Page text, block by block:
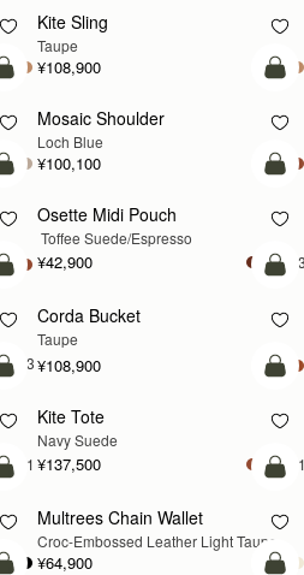
Kite Sling
Taupe
¥108,900
カートに追加
新登場
カ
Mosaic Shoulder
Loch Blue
¥100,100
予約する
カ
Osette Midi Pouch
Toffee Suede/Espresso
¥42,900
カートに追加
+3
カ
Corda Bucket
Taupe
¥108,900
カートに追加
+1
新登場
カ
Kite Tote
Navy Suede
¥137,500
カートに追加
新登場
カ
Multrees Chain Wallet
Croc-Embossed Leather Light Taupe
¥64,900